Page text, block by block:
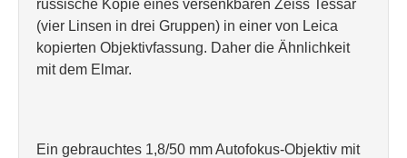
russische Kopie eines versenkbaren Zeiss Tessar
(vier Linsen in drei Gruppen) in einer von Leica
kopierten Objektivfassung. Daher die Ähnlichkeit
mit dem Elmar.
Ein gebrauchtes 1,8/50 mm Autofokus-Objektiv mit